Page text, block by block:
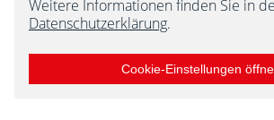
Weitere Informationen finden Sie in
Datenschutzerklärung.
Cookie-Einstellungen